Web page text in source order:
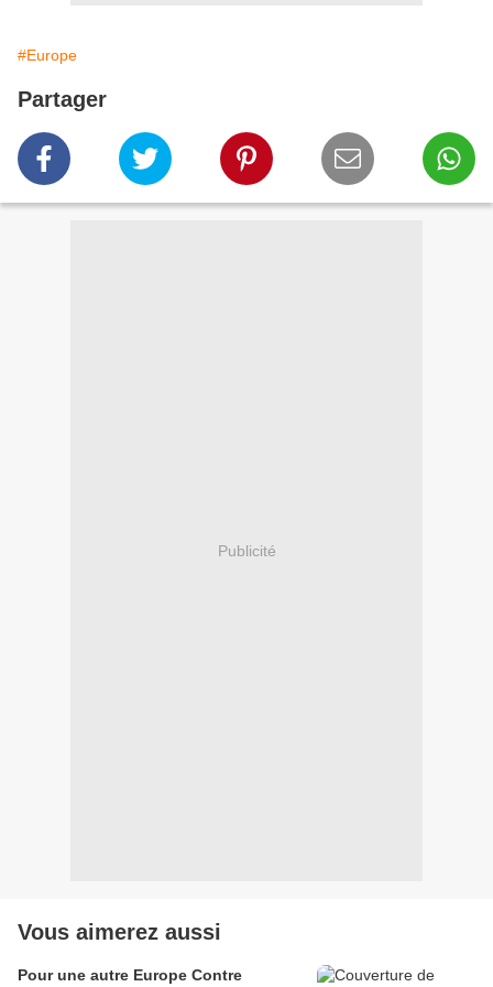
#Europe
Partager
Publicité
Vous aimerez aussi
Pour une autre Europe Contre